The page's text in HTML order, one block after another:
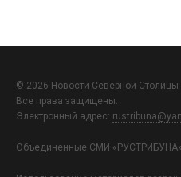
© 2026 Новости Северной Столицы
Все права защищены.
Электронный адрес:
Объединенные СМИ «РУСТРИБУНА»